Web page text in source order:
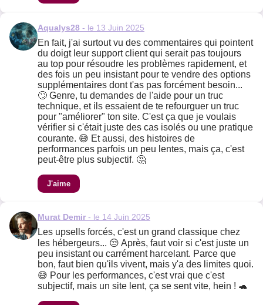
Aqualys28 - le 13 Juin 2025
En fait, j'ai surtout vu des commentaires qui pointent
du doigt leur support client qui serait pas toujours
au top pour résoudre les problèmes rapidement, et
des fois un peu insistant pour te vendre des options
supplémentaires dont t'as pas forcément besoin...
🙄 Genre, tu demandes de l'aide pour un truc
technique, et ils essaient de te refourguer un truc
pour "améliorer" ton site. C'est ça que je voulais
vérifier si c'était juste des cas isolés ou une pratique
courante. 😅 Et aussi, des histoires de
performances parfois un peu lentes, mais ça, c'est
peut-être plus subjectif. 🤔
J'aime
Murat Demir - le 14 Juin 2025
Les upsells forcés, c'est un grand classique chez
les hébergeurs... 😒 Après, faut voir si c'est juste un
peu insistant ou carrément harcelant. Parce que
bon, faut bien qu'ils vivent, mais y'a des limites quoi.
😅 Pour les performances, c'est vrai que c'est
subjectif, mais un site lent, ça se sent vite, hein ! 🐢